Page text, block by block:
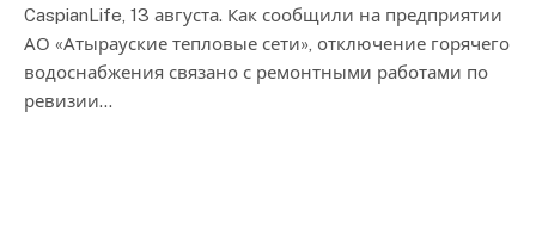
CaspianLife, 13 августа. Как сообщили на предприятии
АО «Атырауские тепловые сети», отключение горячего
водоснабжения связано с ремонтными работами по
ревизии…